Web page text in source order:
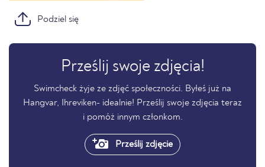
Podziel się
Prześlij swoje zdjęcia!
Swimcheck żyje ze zdjęć społeczności. Byłeś już na
Hangvar, Ihreviken- idealnie! Prześlij swoje zdjęcia teraz
i pomóż innym członkom.
Prześlij zdjęcie